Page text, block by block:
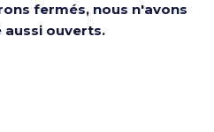
fermés, nous n'avons
aussi ouverts.